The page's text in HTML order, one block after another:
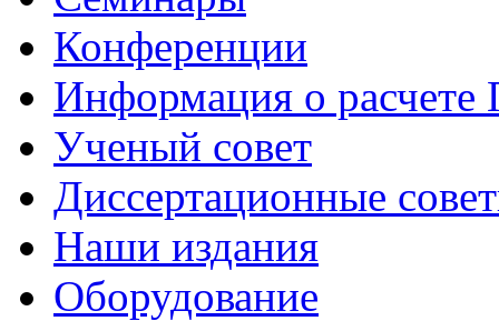
Конференции
Информация о
Ученый совет
Диссертационные
Наши издания
Оборудование